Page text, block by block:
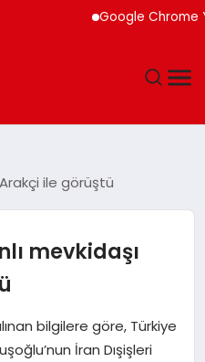
Google Chrome
ile görüştü
mevkidaşı
bilgilere göre, Türkiye
İran Dışişleri